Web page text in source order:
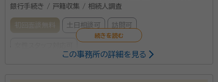
銀行手続き / 戸籍収集 / 相続人調査
初回面談無料 土日相談可 訪問可
この事務所の詳細を見る